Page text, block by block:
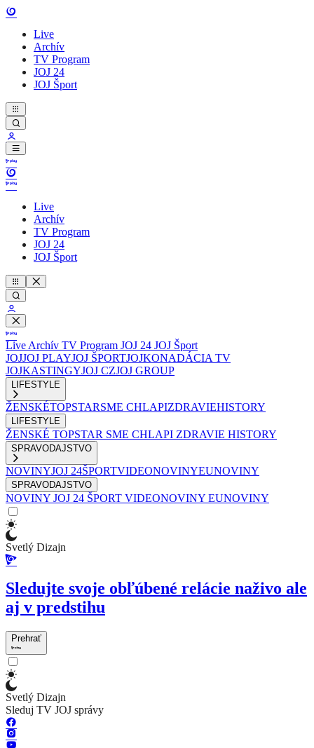
Live
Archív
TV Program
JOJ 24
JOJ Šport
Live
Archív
TV Program
JOJ 24
JOJ Šport
Live Archív TV Program JOJ 24 JOJ Šport
JOJJOJ PLAYJOJ ŠPORTJOJKONADÁCIA TV
JOJKASTINGYJOJ CZJOJ GROUP
LIFESTYLE
ŽENSKÉTOPSTARSME CHLAPIZDRAVIEHISTORY
LIFESTYLE
ŽENSKÉ TOPSTAR SME CHLAPI ZDRAVIE HISTORY
SPRAVODAJSTVO
NOVINYJOJ 24ŠPORTVIDEONOVINYEUNOVINY
SPRAVODAJSTVO
NOVINY JOJ 24 ŠPORT VIDEONOVINY EUNOVINY
Svetlý Dizajn
Sledujte svoje obľúbené relácie naživo ale
aj v predstihu
Prehrať
Svetlý Dizajn
Sleduj TV JOJ správy